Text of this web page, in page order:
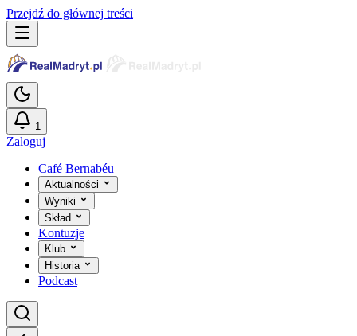
Przejdź do głównej treści
1
Zaloguj
Café Bernabéu
Aktualności
Wyniki
Skład
Kontuzje
Klub
Historia
Podcast